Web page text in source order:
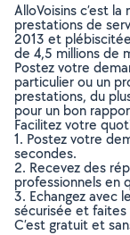
AlloVoisins c’est
prestations de
2013 et
de 4,5 millions de
Postez votre
particulier ou un
prestations, du
pour un bon
Facilitez votre
1. Postez votre
secondes.
2. Recevez des
professionnels en
3. Echangez avec
sécurisée et faites
C’est gratuit et